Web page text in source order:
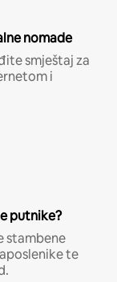
nomade
smještaj za
i
putnike?
stambene
te